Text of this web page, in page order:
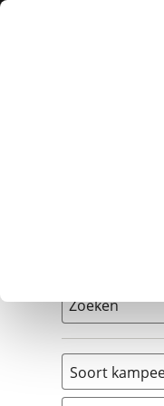
We
Zoeken
Soort
Camper (1)